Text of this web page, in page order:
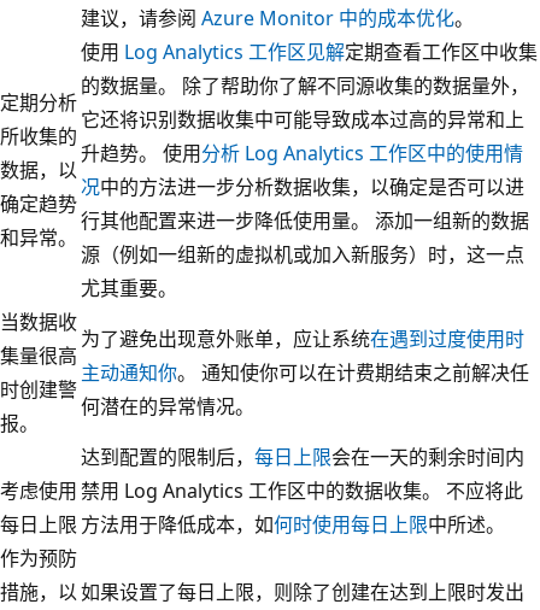
建议，请参阅 Azure Monitor 中的成本优化。
定期分析
所收集的
数据，以
确定趋势
和异常。
使用 Log Analytics 工作区见解定期查看工作区中收集
的数据量。 除了帮助你了解不同源收集的数据量外，
它还将识别数据收集中可能导致成本过高的异常和上
升趋势。 使用分析 Log Analytics 工作区中的使用情
况中的方法进一步分析数据收集，以确定是否可以进
行其他配置来进一步降低使用量。 添加一组新的数据
源（例如一组新的虚拟机或加入新服务）时，这一点
尤其重要。
当数据收
集量很高
时创建警
报。
为了避免出现意外账单，应让系统在遇到过度使用时
主动通知你。 通知使你可以在计费期结束之前解决任
何潜在的异常情况。
考虑使用
每日上限
作为预防
措施，以
达到配置的限制后， 每日上限会在一天的剩余时间内
禁用 Log Analytics 工作区中的数据收集。 不应将此
方法用于降低成本，如何时使用每日上限中所述。
如果设置了每日上限，则除了创建在达到上限时发出